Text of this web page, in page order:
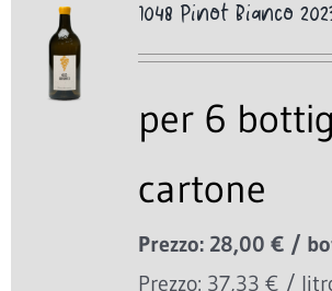
1048 Pinot Bianco
per 6
cartone
Prezzo: 28,00 € /
Prezzo: 37,33 € /